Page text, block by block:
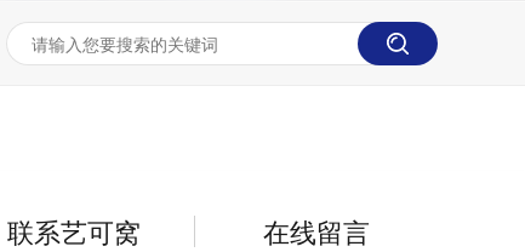
联系艺可窝 在线留言